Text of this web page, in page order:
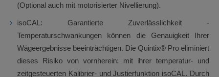
(Optional auch mit motorisierter Nivellierung).
isoCAL: Garantierte Zuverlässlichkeit -
Temperaturschwankungen können die Genauigkeit Ihrer
Wägeergebnisse beeinträchtigen. Die Quintix® Pro eliminiert
dieses Risiko von vornherein: mit ihrer temperatur- und
zeitgesteuerten Kalibrier- und Justierfunktion isoCAL. Durch